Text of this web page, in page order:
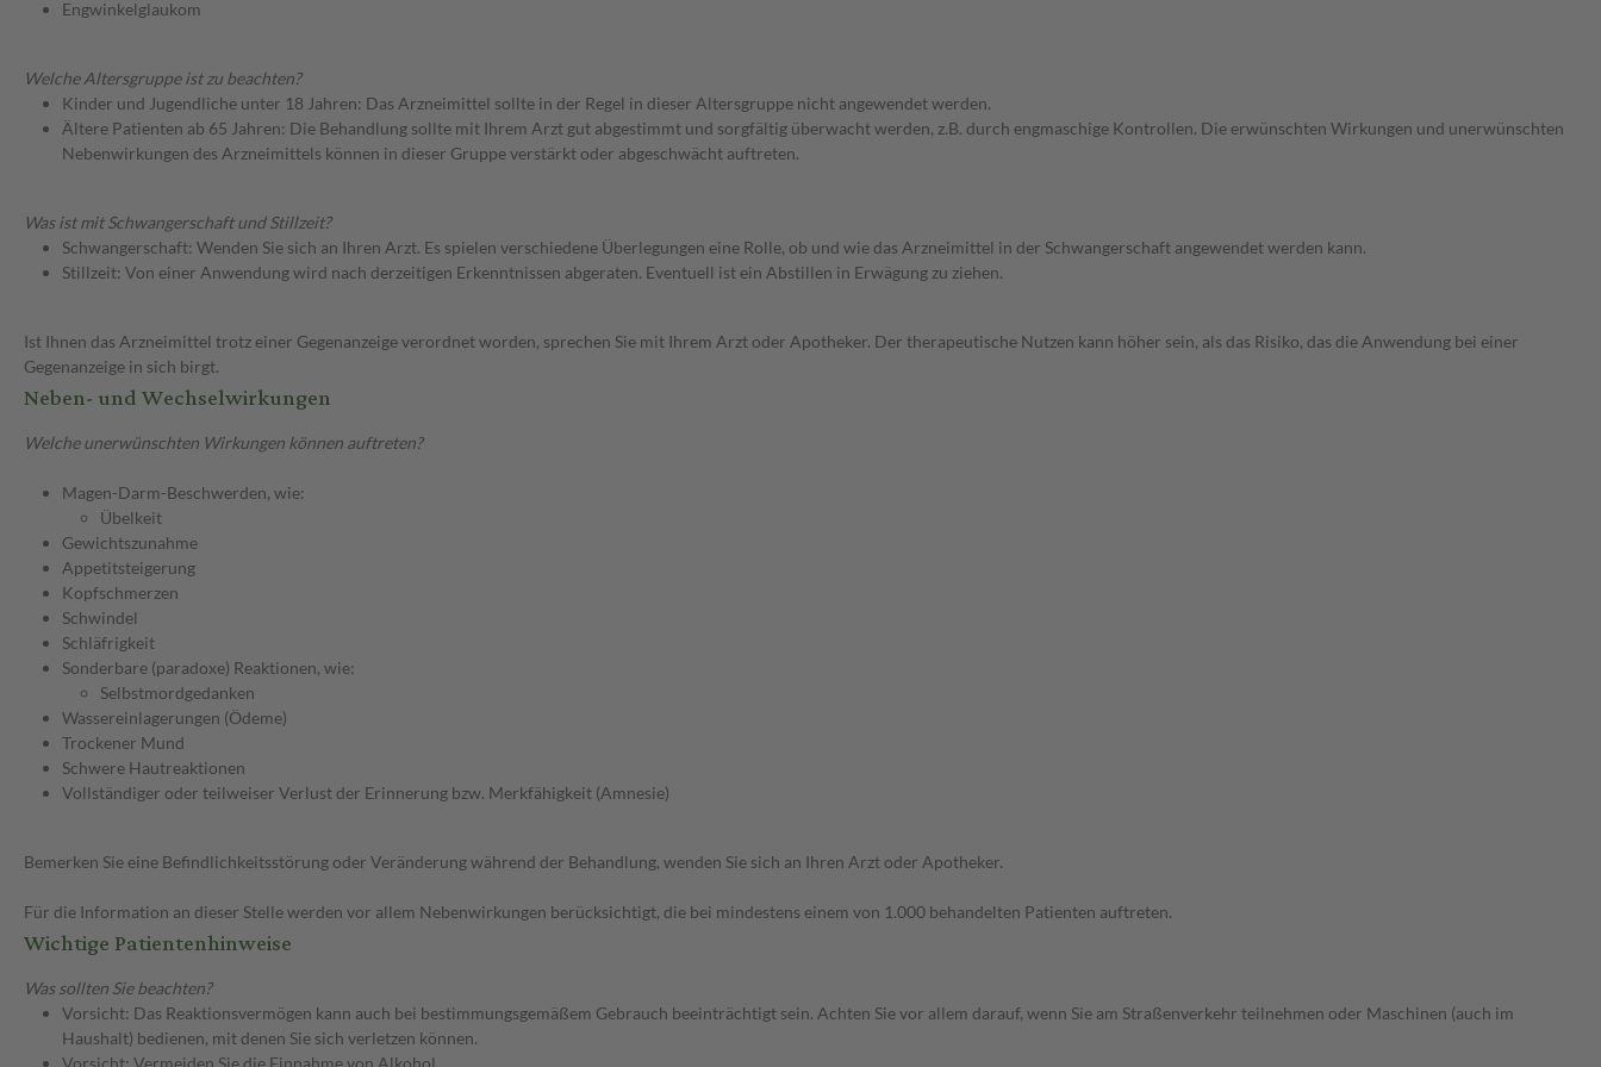
Engwinkelglaukom
Welche Altersgruppe ist zu beachten?
Kinder und Jugendliche unter 18 Jahren: Das Arzneimittel sollte in der Regel in dieser Altersgruppe nicht angewendet werden.
Ältere Patienten ab 65 Jahren: Die Behandlung sollte mit Ihrem Arzt gut abgestimmt und sorgfältig überwacht werden, z.B. durch engmaschige Kontrollen. Die erwünschten Wirkungen und unerwünschten
Nebenwirkungen des Arzneimittels können in dieser Gruppe verstärkt oder abgeschwächt auftreten.
Was ist mit Schwangerschaft und Stillzeit?
Schwangerschaft: Wenden Sie sich an Ihren Arzt. Es spielen verschiedene Überlegungen eine Rolle, ob und wie das Arzneimittel in der Schwangerschaft angewendet werden kann.
Stillzeit: Von einer Anwendung wird nach derzeitigen Erkenntnissen abgeraten. Eventuell ist ein Abstillen in Erwägung zu ziehen.
Ist Ihnen das Arzneimittel trotz einer Gegenanzeige verordnet worden, sprechen Sie mit Ihrem Arzt oder Apotheker. Der therapeutische Nutzen kann höher sein, als das Risiko, das die Anwendung bei einer
Gegenanzeige in sich birgt.
Neben- und Wechselwirkungen
Welche unerwünschten Wirkungen können auftreten?
Magen-Darm-Beschwerden, wie:
Übelkeit
Gewichtszunahme
Appetitsteigerung
Kopfschmerzen
Schwindel
Schläfrigkeit
Sonderbare (paradoxe) Reaktionen, wie:
Selbstmordgedanken
Wassereinlagerungen (Ödeme)
Trockener Mund
Schwere Hautreaktionen
Vollständiger oder teilweiser Verlust der Erinnerung bzw. Merkfähigkeit (Amnesie)
Bemerken Sie eine Befindlichkeitsstörung oder Veränderung während der Behandlung, wenden Sie sich an Ihren Arzt oder Apotheker.
Für die Information an dieser Stelle werden vor allem Nebenwirkungen berücksichtigt, die bei mindestens einem von 1.000 behandelten Patienten auftreten.
Wichtige Patientenhinweise
Was sollten Sie beachten?
Vorsicht: Das Reaktionsvermögen kann auch bei bestimmungsgemäßem Gebrauch beeinträchtigt sein. Achten Sie vor allem darauf, wenn Sie am Straßenverkehr teilnehmen oder Maschinen (auch im
Haushalt) bedienen, mit denen Sie sich verletzen können.
Vorsicht: Vermeiden Sie die Einnahme von Alkohol.